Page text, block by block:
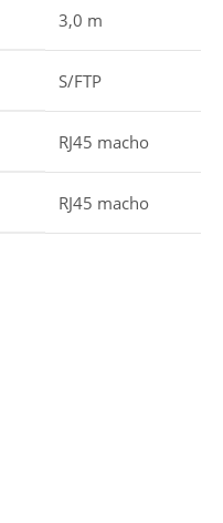
3,0 m
S/FTP
RJ45 macho
RJ45 macho